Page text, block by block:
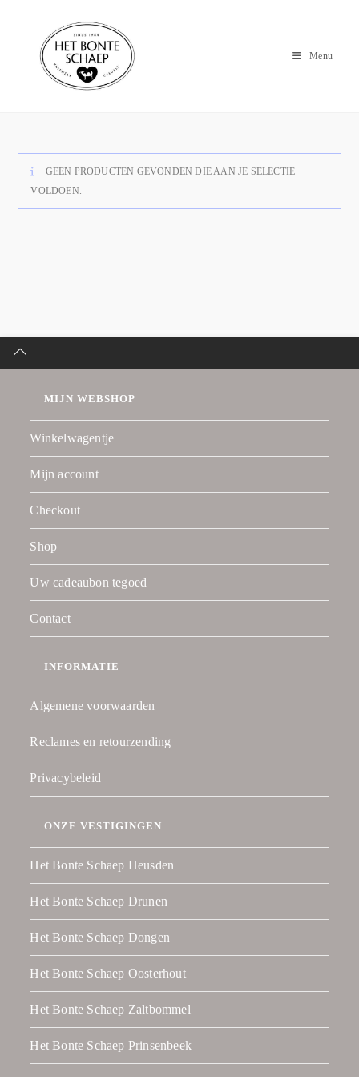
Menu
GEEN PRODUCTEN GEVONDEN DIE AAN JE SELECTIE
VOLDOEN.
MIJN WEBSHOP
Winkelwagentje
Mijn account
Checkout
Shop
Uw cadeaubon tegoed
Contact
INFORMATIE
Algemene voorwaarden
Reclames en retourzending
Privacybeleid
ONZE VESTIGINGEN
Het Bonte Schaep Heusden
Het Bonte Schaep Drunen
Het Bonte Schaep Dongen
Het Bonte Schaep Oosterhout
Het Bonte Schaep Zaltbommel
Het Bonte Schaep Prinsenbeek